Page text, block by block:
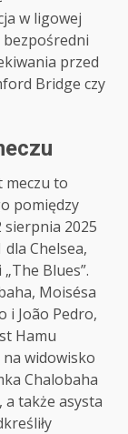
w ligowej
bezpośredni
przed
Bridge czy
meczu to
pomiędzy
sierpnia 2025
Chelsea,
Blues”.
Moisésa
i João Pedro,
Hamu
na widowisko
Chalobaha
a także asysta